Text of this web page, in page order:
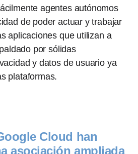
agentes autónomos
de poder actuar y trabajar
aplicaciones que utilizan a
por sólidas
y datos de usuario ya
plataformas.
Cloud han
asociación ampliada